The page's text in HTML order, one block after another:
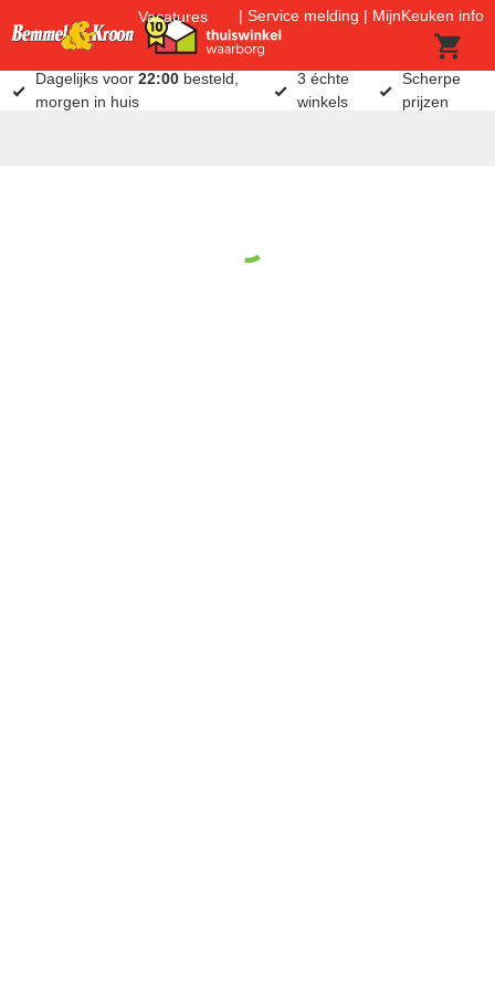
Vacatures Service melding MijnKeuken info
Dagelijks voor22:00 besteld,
morgen in huis
3 échte
winkels
Scherpe
prijzen